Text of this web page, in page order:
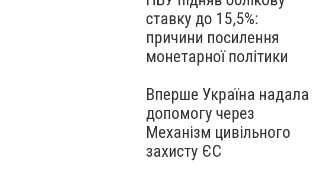
ставку до 15,5%:
причини посилення
монетарної політики
Вперше Україна надала
допомогу через
Механізм цивільного
захисту ЄС